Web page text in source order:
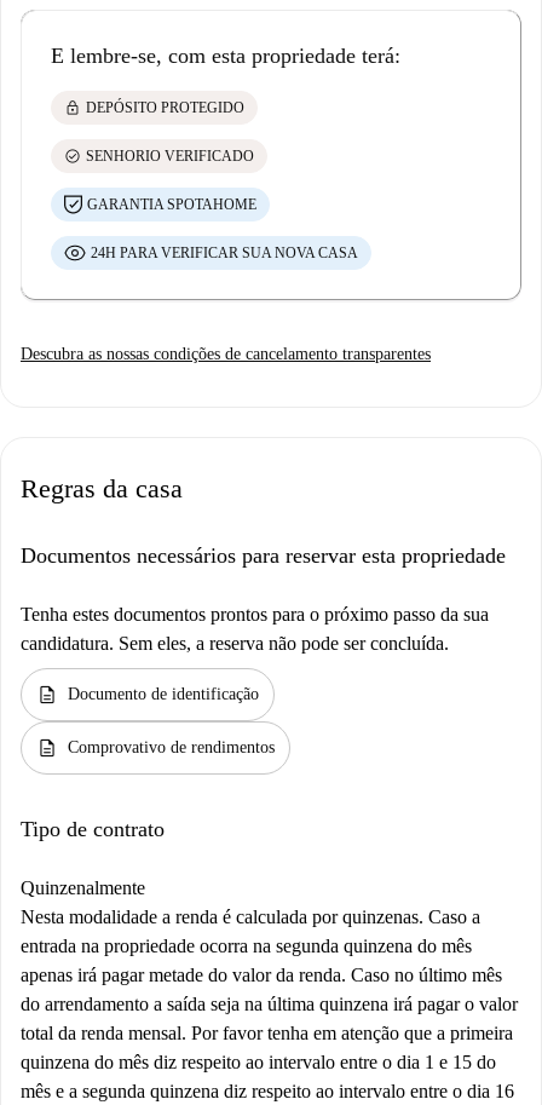
E lembre-se, com esta propriedade terá:
lock DEPÓSITO PROTEGIDO
check_circle SENHORIO VERIFICADO
GARANTIA SPOTAHOME
24H PARA VERIFICAR SUA NOVA CASA
Descubra as nossas condições de cancelamento transparentes
Regras da casa
Documentos necessários para reservar esta propriedade
Tenha estes documentos prontos para o próximo passo da sua
candidatura. Sem eles, a reserva não pode ser concluída.
description Documento de identificação
description Comprovativo de rendimentos
Tipo de contrato
Quinzenalmente
Nesta modalidade a renda é calculada por quinzenas. Caso a
entrada na propriedade ocorra na segunda quinzena do mês
apenas irá pagar metade do valor da renda. Caso no último mês
do arrendamento a saída seja na última quinzena irá pagar o valor
total da renda mensal. Por favor tenha em atenção que a primeira
quinzena do mês diz respeito ao intervalo entre o dia 1 e 15 do
mês e a segunda quinzena diz respeito ao intervalo entre o dia 16